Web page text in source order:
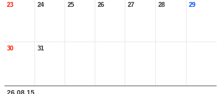
23 24 25 26 27 28 29
30 31